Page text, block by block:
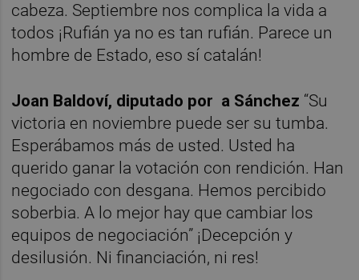
cabeza. Septiembre nos complica la vida a
todos ¡Rufián ya no es tan rufián. Parece un
hombre de Estado, eso sí catalán!
Joan Baldoví, diputado por a Sánchez “Su
victoria en noviembre puede ser su tumba.
Esperábamos más de usted. Usted ha
querido ganar la votación con rendición. Han
negociado con desgana. Hemos percibido
soberbia. A lo mejor hay que cambiar los
equipos de negociación” ¡Decepción y
desilusión. Ni financiación, ni res!